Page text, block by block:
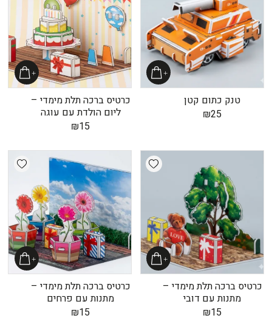
טנק כתום קטן
₪25
כרטיס ברכה תלת מימדי –
ליום הולדת עם עוגה
₪15
Add wishlist
כרטיס ברכה תלת מימדי –
מתנות עם דובי
₪15
כרטיס ברכה תלת מימדי –
מתנות עם פרחים
₪15